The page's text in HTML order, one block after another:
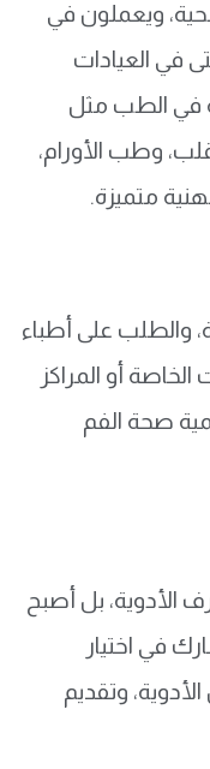
ويعملون في
في العيادات
في الطب مثل
وطب الأورام،
متميزة.
والطلب على أطباء
الخاصة أو المراكز
صحة الفم
الأدوية، بل أصبح
في اختيار
وتقديم